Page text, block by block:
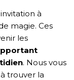
à
magie. Ces
les
. Nous vous
trouver la